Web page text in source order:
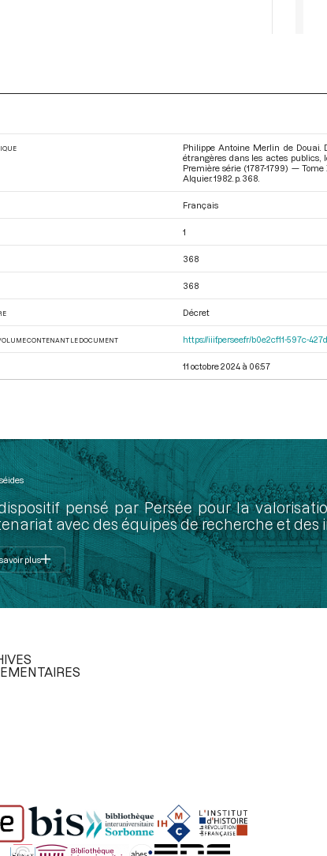
Philippe Antoine Merlin de Douai.
étrangères dans les actes
Première série (1787-1799) —
Alquier. 1982. p. 368.
Français
1
368
368
Décret
CONTENANT LE DOCUMENT https://iiif.persee.fr/b0e2cf11-597c-
11 octobre 2024 à 06:57
pensé par Persée pour la
avec des équipes de recherche et
plus